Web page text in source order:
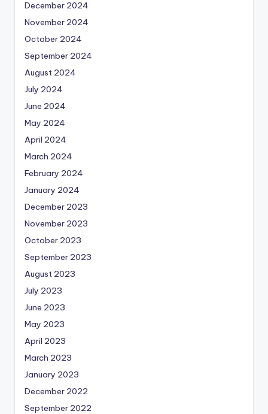
December 2024
November 2024
October 2024
September 2024
August 2024
July 2024
June 2024
May 2024
April 2024
March 2024
February 2024
January 2024
December 2023
November 2023
October 2023
September 2023
August 2023
July 2023
June 2023
May 2023
April 2023
March 2023
January 2023
December 2022
September 2022